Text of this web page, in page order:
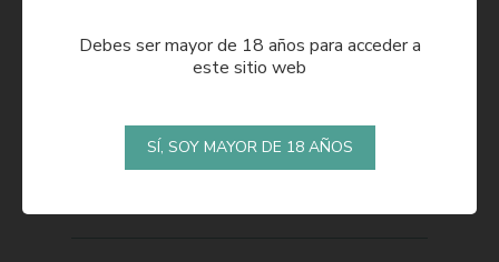
Debes ser mayor de 18 años para acceder a
este sitio web
SÍ, SOY MAYOR DE 18 AÑOS